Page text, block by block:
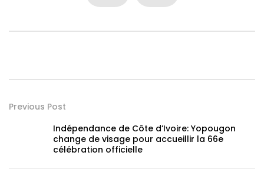
Previous Post
Indépendance de Côte d’Ivoire: Yopougon
change de visage pour accueillir la 66e
célébration officielle